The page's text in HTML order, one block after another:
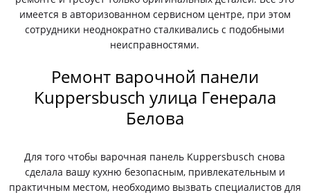
имеется в авторизованном сервисном центре, при этом
сотрудники неоднократно сталкивались с подобными
неисправностями.
Ремонт варочной панели
Kuppersbusch улица Генерала
Белова
Для того чтобы варочная панель Kuppersbusch снова
сделала вашу кухню безопасным, привлекательным и
практичным местом, необходимо вызвать специалистов для